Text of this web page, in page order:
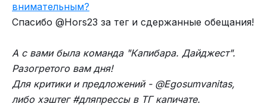
внимательным?
Спасибо @Hors23 за тег и сдержанные обещания!
А с вами была команда "Капибара. Дайджест".
Разогретого вам дня!
Для критики и предложений - @Egosumvanitas,
либо хэштег #дляпрессы в ТГ капичате.